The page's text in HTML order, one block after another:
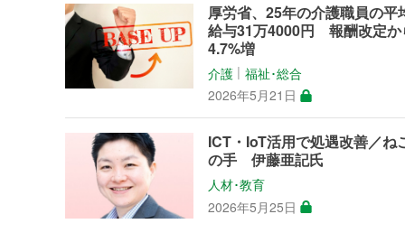
厚労省、25年の介護職員の平
給与31万4000円 報酬改定か
4.7%増
介護 │福祉･総合
2026年5月21日
ICT・IoT活用で処遇改善／ね
の手 伊藤亜記氏
人材･教育
2026年5月25日